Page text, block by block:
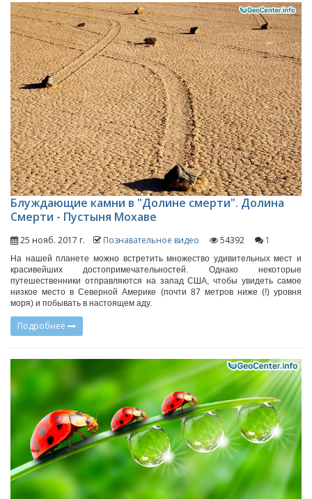
Блуждающие камни в "Долине смерти". Долина
Смерти - Пустыня Мохаве
25 нояб. 2017 г. Познавательное видео 54392 1
На нашей планете можно встретить множество удивительных мест и
красивейших достопримечательностей. Однако некоторые
путешественники отправляются на запад США, чтобы увидеть самое
низкое место в Северной Америке (почти 87 метров ниже (!) уровня
моря) и побывать в настоящем аду.
Подробнее